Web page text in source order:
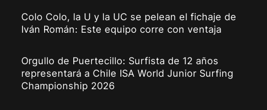
Colo Colo, la U y la UC se pelean el fichaje de
Iván Román: Este equipo corre con ventaja
Orgullo de Puertecillo: Surfista de 12 años
representará a Chile ISA World Junior Surfing
Championship 2026